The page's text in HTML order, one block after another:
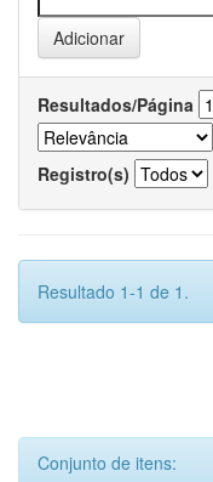
Resultados/Página
Registro(s)
Resultado 1-1 de 1.
Conjunto de itens: